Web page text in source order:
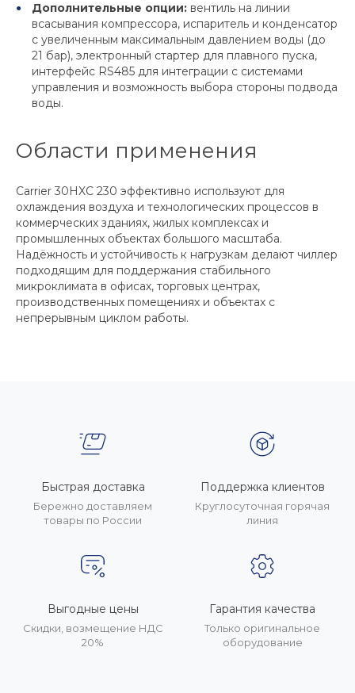
Дополнительные опции: вентиль на линии
всасывания компрессора, испаритель и конденсатор
с увеличенным максимальным давлением воды (до
21 бар), электронный стартер для плавного пуска,
интерфейс RS485 для интеграции с системами
управления и возможность выбора стороны подвода
воды.
Области применения
Carrier 30HXC 230 эффективно используют для
охлаждения воздуха и технологических процессов в
коммерческих зданиях, жилых комплексах и
промышленных объектах большого масштаба.
Надёжность и устойчивость к нагрузкам делают чиллер
подходящим для поддержания стабильного
микроклимата в офисах, торговых центрах,
производственных помещениях и объектах с
непрерывным циклом работы.
Быстрая доставка
Бережно доставляем
товары по России
Поддержка клиентов
Круглосуточная горячая
линия
Выгодные цены
Скидки, возмещение НДС
20%
Гарантия качества
Только оригинальное
оборудование